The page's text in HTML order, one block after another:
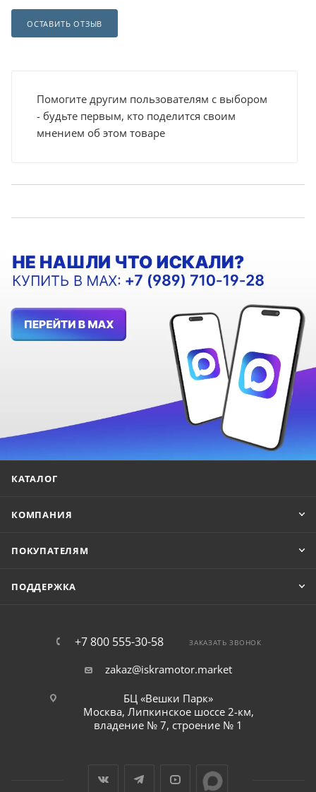
ОСТАВИТЬ ОТЗЫВ
Помогите другим пользователям с выбором
- будьте первым, кто поделится своим
мнением об этом товаре
КАТАЛОГ
КОМПАНИЯ
ПОКУПАТЕЛЯМ
ПОДДЕРЖКА
+7 800 555-30-58 ЗАКАЗАТЬ ЗВОНОК
zakaz@iskramotor.market
БЦ «Вешки Парк»
Москва, Липкинское шоссе 2-км,
владение № 7, строение № 1